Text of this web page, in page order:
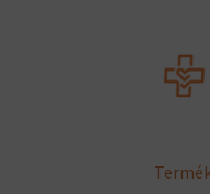
Ugrás
Kilépés